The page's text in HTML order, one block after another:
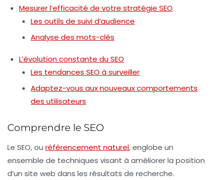
Mesurer l’efficacité de votre stratégie SEO
Les outils de suivi d’audience
Analyse des mots-clés
L’évolution constante du SEO
Les tendances SEO à surveiller
Adaptez-vous aux nouveaux comportements
des utilisateurs
Comprendre le SEO
Le SEO, ou référencement naturel, englobe un
ensemble de techniques visant à améliorer la position
d’un site web dans les résultats de recherche.